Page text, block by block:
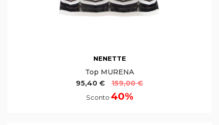
NENETTE
Top MURENA
95,40 €
159,00 €
Sconto 40%